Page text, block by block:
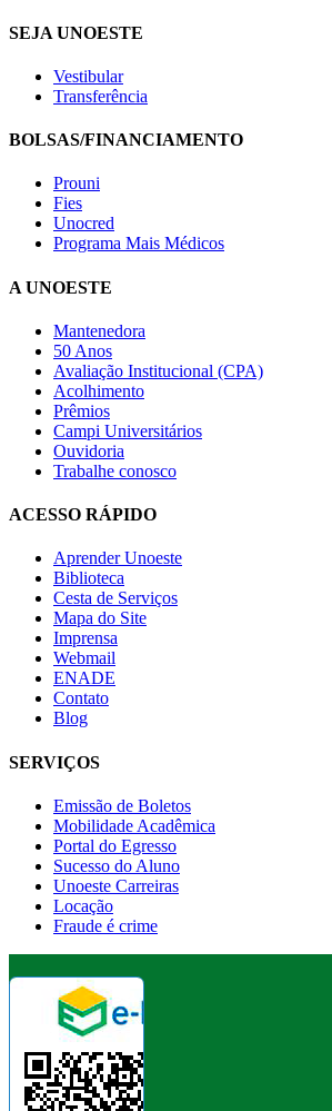
SEJA UNOESTE
Vestibular
Transferência
BOLSAS/FINANCIAMENTO
Prouni
Fies
Unocred
Programa Mais Médicos
A UNOESTE
Mantenedora
50 Anos
Avaliação Institucional (CPA)
Acolhimento
Prêmios
Campi Universitários
Ouvidoria
Trabalhe conosco
ACESSO RÁPIDO
Aprender Unoeste
Biblioteca
Cesta de Serviços
Mapa do Site
Imprensa
Webmail
ENADE
Contato
Blog
SERVIÇOS
Emissão de Boletos
Mobilidade Acadêmica
Portal do Egresso
Sucesso do Aluno
Unoeste Carreiras
Locação
Fraude é crime